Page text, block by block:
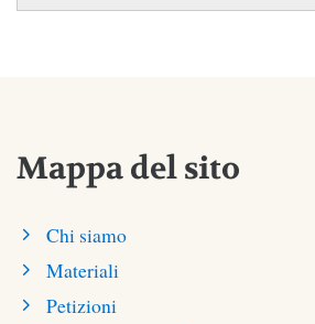
Mappa del sito
Chi siamo
Materiali
Petizioni